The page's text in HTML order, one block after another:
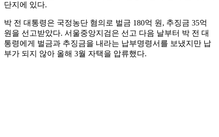
단지에 있다.
박 전 대통령은 국정농단 혐의로 벌금 180억 원, 추징금 35억
원을 선고받았다. 서울중앙지검은 선고 다음 날부터 박 전 대
통령에게 벌금과 추징금을 내라는 납부명령서를 보냈지만 납
부가 되지 않아 올해 3월 자택을 압류했다.